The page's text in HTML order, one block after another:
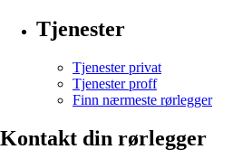
Tjenester
Tjenester privat
Tjenester proff
Finn nærmeste rørlegger
Kontakt din rørlegger